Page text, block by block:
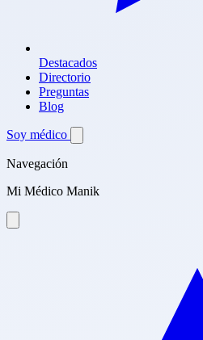
Destacados
Directorio
Preguntas
Blog
Soy médico
Navegación
Mi Médico Manik